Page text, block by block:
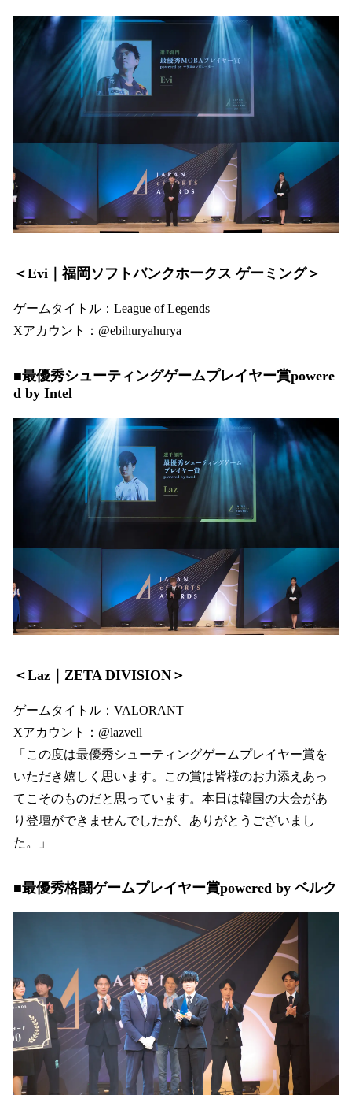
＜Evi｜福岡ソフトバンクホークス ゲーミング＞
ゲームタイトル：League of Legends
Xアカウント：@ebihuryahurya
■最優秀シューティングゲームプレイヤー賞powere
d by Intel
＜Laz｜ZETA DIVISION＞
ゲームタイトル：VALORANT
Xアカウント：@lazvell
「この度は最優秀シューティングゲームプレイヤー賞を
いただき嬉しく思います。この賞は皆様のお力添えあっ
てこそのものだと思っています。本日は韓国の大会があ
り登壇ができませんでしたが、ありがとうございまし
た。」
■最優秀格闘ゲームプレイヤー賞powered by ベルク